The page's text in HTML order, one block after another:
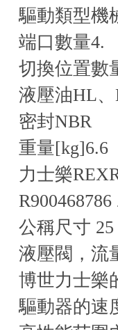
驅動類型機
端口數量4.
切換位置數
液壓油HL、
密封NBR
重量[kg]6.6
力士樂
公稱尺寸
液壓閥，流
博世力士樂
驅動器的速